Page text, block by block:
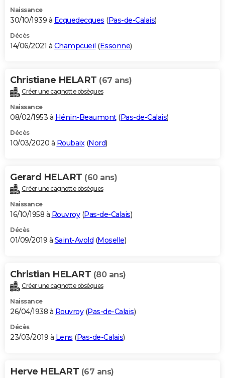
Naissance
30/10/1939 à Ecquedecques (Pas-de-Calais)
Décès
14/06/2021 à Champcueil (Essonne)
Christiane HELART (67 ans)
Créer une cagnotte obsèques
Naissance
08/02/1953 à Hénin-Beaumont(Pas-de-Calais)
Décès
10/03/2020 à Roubaix(Nord)
Gerard HELART (60 ans)
Créer une cagnotte obsèques
Naissance
16/10/1958 à Rouvroy(Pas-de-Calais)
Décès
01/09/2019 à Saint-Avold (Moselle)
Christian HELART (80 ans)
Créer une cagnotte obsèques
Naissance
26/04/1938 à Rouvroy(Pas-de-Calais)
Décès
23/03/2019 à Lens (Pas-de-Calais)
Herve HELART (67 ans)